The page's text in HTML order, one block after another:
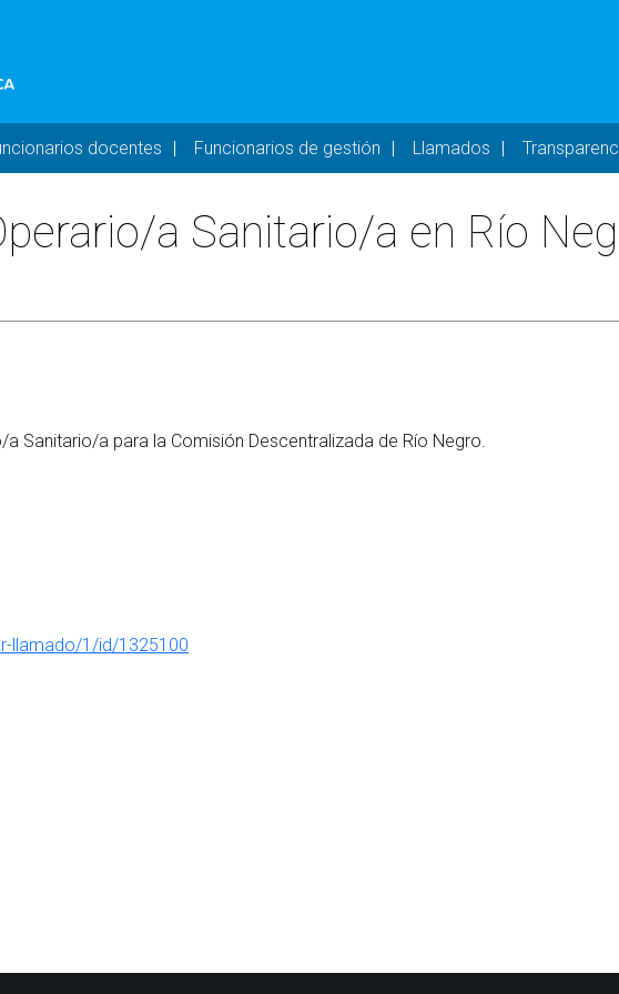
docentes Funcionarios de gestión Llamados
a Sanitario/a en Río
Sanitario/a para la Comisión Descentralizada de Río Negro.
llamado/1/id/1325100